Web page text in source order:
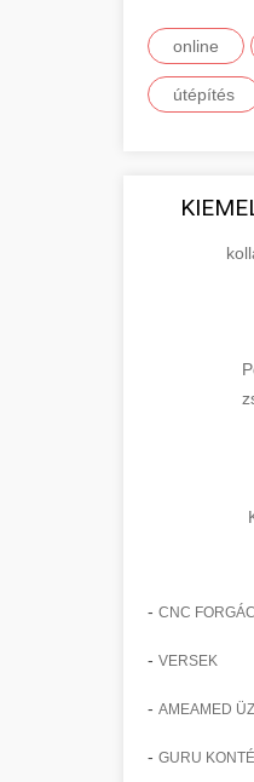
online
útépítés
- CNC
- VERSEK
- AMEAMED
- GURU